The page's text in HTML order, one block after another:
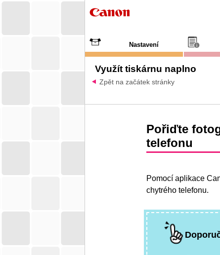
Nastavení
Využít tiskárnu naplno
Zpět na začátek stránky
Pořiďte
telefonu
Pomocí aplikace
chytrého telefonu.